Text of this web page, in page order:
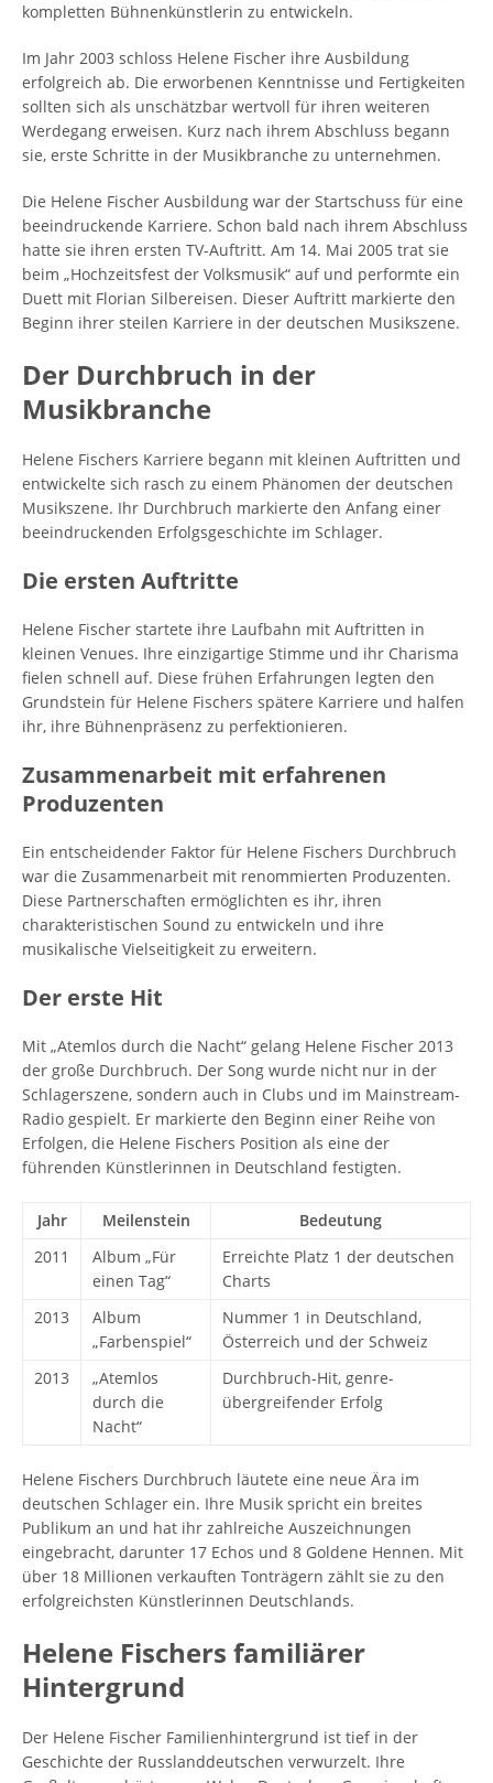
kompletten Bühnenkünstlerin zu entwickeln.
Im Jahr 2003 schloss Helene Fischer ihre Ausbildung
erfolgreich ab. Die erworbenen Kenntnisse und Fertigkeiten
sollten sich als unschätzbar wertvoll für ihren weiteren
Werdegang erweisen. Kurz nach ihrem Abschluss begann
sie, erste Schritte in der Musikbranche zu unternehmen.
Die Helene Fischer Ausbildung war der Startschuss für eine
beeindruckende Karriere. Schon bald nach ihrem Abschluss
hatte sie ihren ersten TV-Auftritt. Am 14. Mai 2005 trat sie
beim „Hochzeitsfest der Volksmusik“ auf und performte ein
Duett mit Florian Silbereisen. Dieser Auftritt markierte den
Beginn ihrer steilen Karriere in der deutschen Musikszene.
Der Durchbruch in der
Musikbranche
Helene Fischers Karriere begann mit kleinen Auftritten und
entwickelte sich rasch zu einem Phänomen der deutschen
Musikszene. Ihr Durchbruch markierte den Anfang einer
beeindruckenden Erfolgsgeschichte im Schlager.
Die ersten Auftritte
Helene Fischer startete ihre Laufbahn mit Auftritten in
kleinen Venues. Ihre einzigartige Stimme und ihr Charisma
fielen schnell auf. Diese frühen Erfahrungen legten den
Grundstein für Helene Fischers spätere Karriere und halfen
ihr, ihre Bühnenpräsenz zu perfektionieren.
Zusammenarbeit mit erfahrenen
Produzenten
Ein entscheidender Faktor für Helene Fischers Durchbruch
war die Zusammenarbeit mit renommierten Produzenten.
Diese Partnerschaften ermöglichten es ihr, ihren
charakteristischen Sound zu entwickeln und ihre
musikalische Vielseitigkeit zu erweitern.
Der erste Hit
Mit „Atemlos durch die Nacht“ gelang Helene Fischer 2013
der große Durchbruch. Der Song wurde nicht nur in der
Schlagerszene, sondern auch in Clubs und im Mainstream-
Radio gespielt. Er markierte den Beginn einer Reihe von
Erfolgen, die Helene Fischers Position als eine der
führenden Künstlerinnen in Deutschland festigten.
Jahr Meilenstein
Bedeutung
2011
Album „Für
einen Tag“
Erreichte Platz 1 der deutschen
Charts
2013
Album
„Farbenspiel“
Nummer 1 in Deutschland,
Österreich und der Schweiz
2013
„Atemlos
durch die
Nacht“
Durchbruch-Hit, genre-
übergreifender Erfolg
Helene Fischers Durchbruch läutete eine neue Ära im
deutschen Schlager ein. Ihre Musik spricht ein breites
Publikum an und hat ihr zahlreiche Auszeichnungen
eingebracht, darunter 17 Echos und 8 Goldene Hennen. Mit
über 18 Millionen verkauften Tonträgern zählt sie zu den
erfolgreichsten Künstlerinnen Deutschlands.
Helene Fischers familiärer
Hintergrund
Der Helene Fischer Familienhintergrund ist tief in der
Geschichte der Russlanddeutschen verwurzelt. Ihre